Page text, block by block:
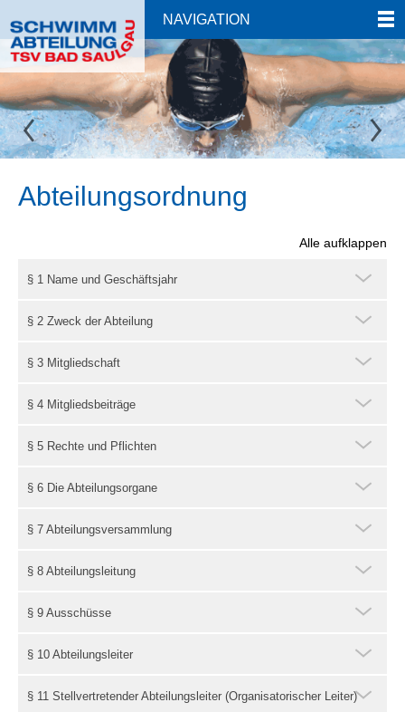
NAVIGATION
Abteilungsordnung
Alle aufklappen
§ 1 Name und Geschäftsjahr
§ 2 Zweck der Abteilung
§ 3 Mitgliedschaft
§ 4 Mitgliedsbeiträge
§ 5 Rechte und Pflichten
§ 6 Die Abteilungsorgane
§ 7 Abteilungsversammlung
§ 8 Abteilungsleitung
§ 9 Ausschüsse
§ 10 Abteilungsleiter
§ 11 Stellvertretender Abteilungsleiter (Organisatorischer Leiter)